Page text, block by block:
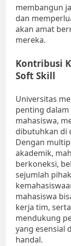
membangun
dan
akan amat
mereka.
Kontribusi
Soft Skill
Universitas
penting
mahasiswa,
dibutuhkan di
Dengan
akademik,
berkoneksi,
sejumlah
mahasiswa
kerja tim,
mendukung
yang esensial
handal.